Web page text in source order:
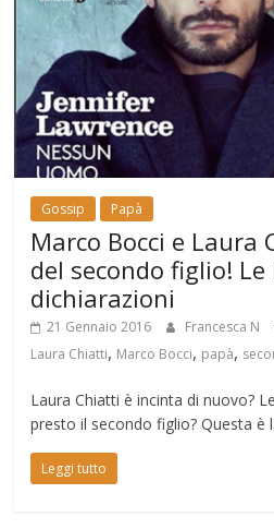
Gossip Papà
Marco Bocci e
del secondo figlio! Le
dichiarazioni
21 Gennaio 2016 Francesca N
Laura Chiatti, Marco Bocci, papà,
Laura Chiatti è incinta di nuovo?
presto il secondo figlio? Questa è
Leggi tutto